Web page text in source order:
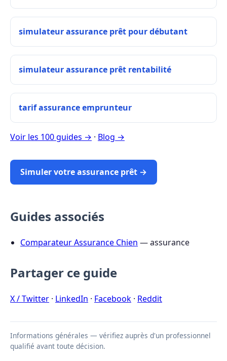
simulateur assurance prêt pour débutant
simulateur assurance prêt rentabilité
tarif assurance emprunteur
Voir les 100 guides → · Blog →
Simuler votre assurance prêt →
Guides associés
Comparateur Assurance Chien — assurance
Partager ce guide
X / Twitter · LinkedIn · Facebook · Reddit
Informations générales — vérifiez auprès d'un professionnel
qualifié avant toute décision.